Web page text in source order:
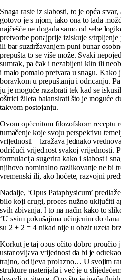
Snaga raste iz slabosti, to je opća
gotovo je s njom, iako ona to tada
najčešće ne događa samo od sebe
pretvorbe ponajprije iziskuje s/trpljenje
ili bar suzdržavanjem puni bunar
prepušta to se više može. Svaki
sumrak, pa čak i nezabijeni klin ili
i malo pomalo pretvara u snagu. Kako
boravkom u prepuštanju i odricanju.
ju je moguće razabrati tek kad se
oštrici žileta balansirati što je moguće
takvom postojanju.
Ovom općenitom filozofskom receptu
tumačenje koje svoju perspektivu
vrijednosti – izražava jednako
odričući vrijednost svakoj vrijednosti.
formulacija sugerira kako i slabost i
njihovo nominal­no razlikovanje ne bi
vremenski ili, ako hoćete, razvojni
Nadalje, ‘Opus Pataphysicum’
bilo koji drugi, proces nužno uključiti
svih zbivanja. I to na način kako to
‘U svim pokušajima učinjenim do
su 2 + 2 = 4 nikad nije u obzir uzeta
Korkut je taj opus očito dobro proučio
ustanovljava vrijednost da bi je
trajno, odlijeva prolazno… U svojim
strukture materijala i već je u